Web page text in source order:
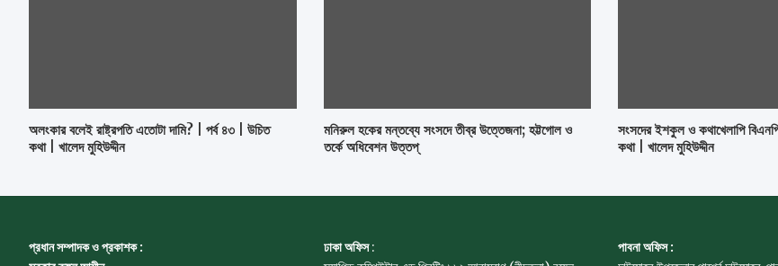
অলংকার বলেই রাষ্ট্রপতি এতোটা দামি? | পর্ব ৪৩ | উচিত
কথা | খালেদ মুহিউদ্দীন
মনিরুল হকের মন্তব্যে সংসদে তীব্র উত্তেজনা; হট্টগোল ও
তর্কে অধিবেশন উত্তপ্
সংসদের ইশকুল ও কথাখেলাপি
কথা | খালেদ মুহিউদ্দীন
প্রধান সম্পাদক ও প্রকাশক :
ঢাকা অফিস:
পাবনা অফিস :